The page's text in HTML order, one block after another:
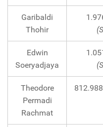
Garibaldi
Thohir
Edwin
Soeryadjaya
Theodore
Permadi
Rachmat